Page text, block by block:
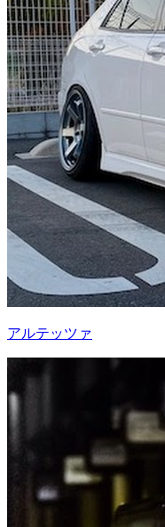
アルテッツァ